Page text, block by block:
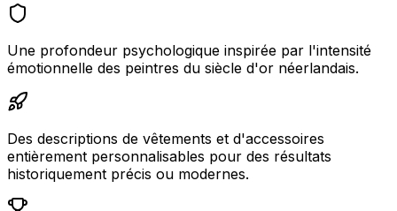
Une profondeur psychologique inspirée par l'intensité
émotionnelle des peintres du siècle d'or néerlandais.
Des descriptions de vêtements et d'accessoires
entièrement personnalisables pour des résultats
historiquement précis ou modernes.